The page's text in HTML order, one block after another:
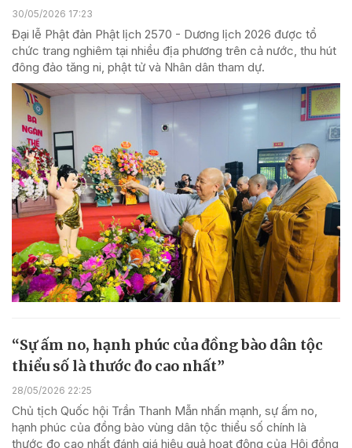
30/05/2026 17:23
Đại lễ Phật đản Phật lịch 2570 - Dương lịch 2026 được tổ
chức trang nghiêm tại nhiều địa phương trên cả nước, thu hút
đông đảo tăng ni, phật tử và Nhân dân tham dự.
“Sự ấm no, hạnh phúc của đồng bào dân tộc
thiểu số là thước đo cao nhất”
28/05/2026 22:25
Chủ tịch Quốc hội Trần Thanh Mẫn nhấn mạnh, sự ấm no,
hạnh phúc của đồng bào vùng dân tộc thiểu số chính là
thước đo cao nhất đánh giá hiệu quả hoạt động của Hội đồng